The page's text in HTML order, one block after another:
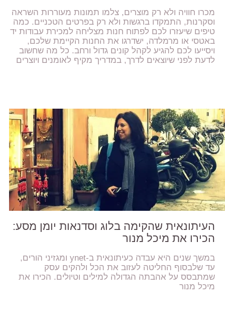
מכרו חוויה ולא רק מוצרים, צלמו תמונות מעוררות השראה
וסקרנות, התמקדו ברגשות ולא רק בפרטים הטכניים. כמה
טיפים שיעזרו לכם לפתוח חנות מצליחה למכירת עבודות יד
באטסי או מרמלדה, ישדרגו את החנות הקיימת שלכם,
ויסייעו לכם להגיע לקהל קונים גדול ורחב. כל מה שחשוב
לדעת לפני שיוצאים לדרך, במדריך מקיף לאומנים ויוצרים
העיתונאית שהקימה בלוג וסדנאות יומן מסע:
הכירו את מיכל מנור
במשך שנים היא עבדה כעיתונאית ב-ynet ומגזיני הורים,
עד שלבסוף החליטה לעזוב את הכל ולהקים עסק
שמתבסס על אהבתה הגדולה למילים וטיולים. הכירו את
מיכל מנור